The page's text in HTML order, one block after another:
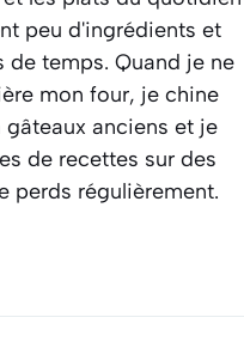
peu d'ingrédients et
de temps. Quand je ne
mon four, je chine
gâteaux anciens et je
de recettes sur des
perds régulièrement.